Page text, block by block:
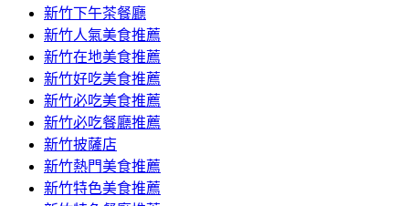
新竹下午茶餐廳
新竹人氣美食推薦
新竹在地美食推薦
新竹好吃美食推薦
新竹必吃美食推薦
新竹必吃餐廳推薦
新竹披薩店
新竹熱門美食推薦
新竹特色美食推薦